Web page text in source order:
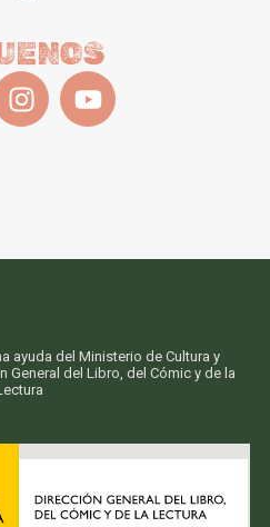
ayuda del Ministerio de Cultura y
General del Libro, del Cómic y de la